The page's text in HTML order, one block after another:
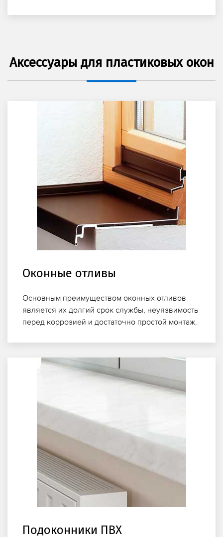
Аксессуары для пластиковых окон
Оконные отливы
Основным преимуществом оконных отливов
является их долгий срок службы, неуязвимость
перед коррозией и достаточно простой монтаж.
Подоконники ПВХ